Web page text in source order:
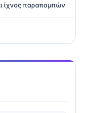
ίχνος παραπομπών